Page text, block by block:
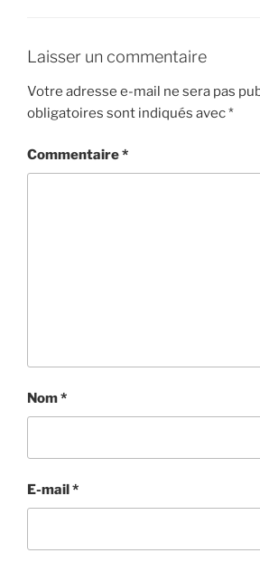
Laisser un commentaire
Votre adresse e-mail ne sera pas
obligatoires sont indiqués avec*
Commentaire*
Nom*
E-mail*